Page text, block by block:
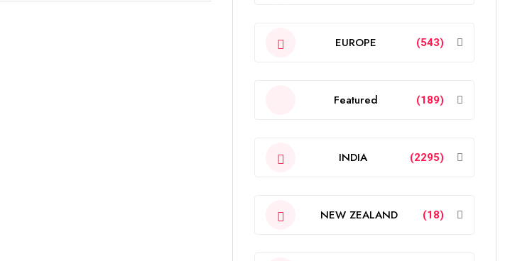
EUROPE (543)
Featured (189)
INDIA (2295)
NEW ZEALAND (18)